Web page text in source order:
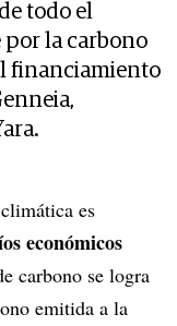
todo el
la carbono
financiamiento
climática es
económicos
carbono se logra
emitida a la